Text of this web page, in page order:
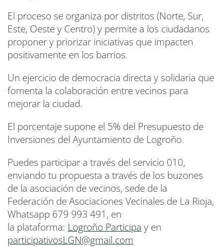
El proceso se organiza por distritos (Norte, Sur,
Este, Oeste y Centro) y permite a los ciudadanos
proponer y priorizar iniciativas que impacten
positivamente en los barrios.
Un ejercicio de democracia directa y solidaria que
fomenta la colaboración entre vecinos para
mejorar la ciudad.
El porcentaje supone el 5% del Presupuesto de
Inversiones del Ayuntamiento de Logroño.
Puedes participar a través del servicio 010,
enviando tu propuesta a través de los buzones
de la asociación de vecinos, sede de la
Federación de Asociaciones Vecinales de La Rioja,
Whatsapp 679 993 491, en
la plataforma: Logroño Participa y en
participativosLGN@gmail.com